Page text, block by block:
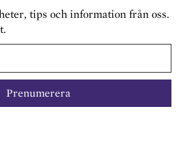
tips och information från oss.